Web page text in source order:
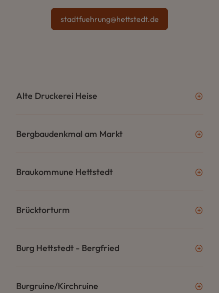
stadtfuehrung@hettstedt.de
Alte Druckerei Heise
Bergbaudenkmal am Markt
Braukommune Hettstedt
Brücktorturm
Burg Hettstedt - Bergfried
Burgruine/Kirchruine